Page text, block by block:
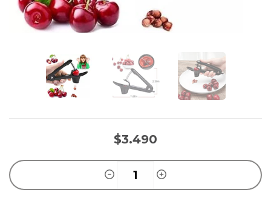
$3.490